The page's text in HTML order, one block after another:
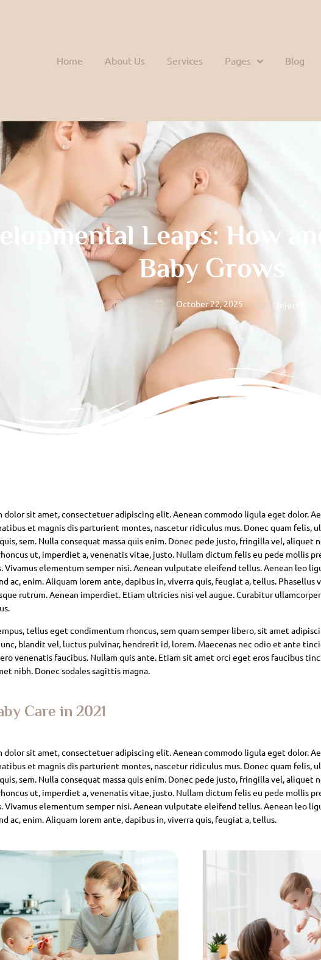
Home About Us Services Pages Blog
Leaps: How
Baby Grows
October 22, 2025 Injectors
dolor sit amet, consectetuer adipiscing elit. Aenean commodo ligula eget dolor.
et magnis dis parturient montes, nascetur ridiculus mus. Donec quam felis,
sem. Nulla consequat massa quis enim. Donec pede justo, fringilla vel, aliquet
ut, imperdiet a, venenatis vitae, justo. Nullam dictum felis eu pede mollis
Vivamus elementum semper nisi. Aenean vulputate eleifend tellus. Aenean leo
ac, enim. Aliquam lorem ante, dapibus in, viverra quis, feugiat a, tellus. Phasellus
rutrum. Aenean imperdiet. Etiam ultricies nisi vel augue. Curabitur
tellus eget condimentum rhoncus, sem quam semper libero, sit amet
blandit vel, luctus pulvinar, hendrerit id, lorem. Maecenas nec odio et ante
venenatis faucibus. Nullam quis ante. Etiam sit amet orci eget eros faucibus
nibh. Donec sodales sagittis magna.
Care in 2021
dolor sit amet, consectetuer adipiscing elit. Aenean commodo ligula eget dolor.
et magnis dis parturient montes, nascetur ridiculus mus. Donec quam felis,
sem. Nulla consequat massa quis enim. Donec pede justo, fringilla vel, aliquet
ut, imperdiet a, venenatis vitae, justo. Nullam dictum felis eu pede mollis
Vivamus elementum semper nisi. Aenean vulputate eleifend tellus. Aenean leo
ac, enim. Aliquam lorem ante, dapibus in, viverra quis, feugiat a, tellus.